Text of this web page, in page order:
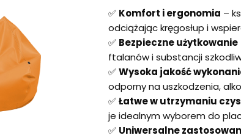
✅ Komfort i ergonomia –
odciążając kręgosłup i
✅ Bezpieczne użytkowanie
ftalanów i substancji
✅Wysoka jakość
odporny na uszkodzenia,
✅Łatwe w utrzymaniu
je idealnym wyborem do
✅ Uniwersalne